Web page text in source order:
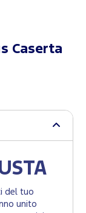
Caserta
del tuo
unito